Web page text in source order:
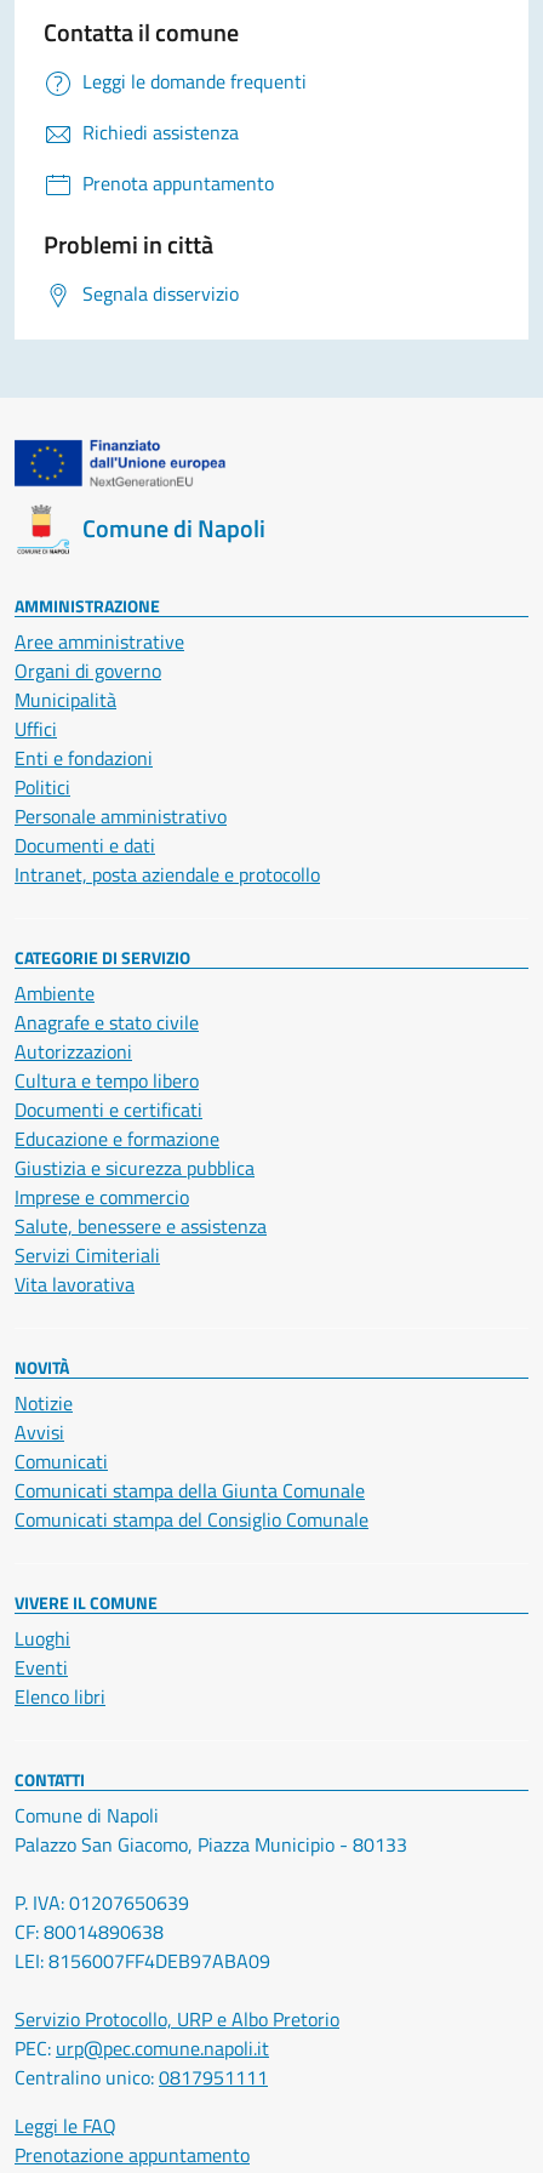
Contatta il comune
Leggi le domande frequenti
Richiedi assistenza
Prenota appuntamento
Problemi in città
Segnala disservizio
Comune di Napoli
AMMINISTRAZIONE
Aree amministrative
Organi di governo
Municipalità
Uffici
Enti e fondazioni
Politici
Personale amministrativo
Documenti e dati
Intranet, posta aziendale e protocollo
CATEGORIE DI SERVIZIO
Ambiente
Anagrafe e stato civile
Autorizzazioni
Cultura e tempo libero
Documenti e certificati
Educazione e formazione
Giustizia e sicurezza pubblica
Imprese e commercio
Salute, benessere e assistenza
Servizi Cimiteriali
Vita lavorativa
NOVITÀ
Notizie
Avvisi
Comunicati
Comunicati stampa della Giunta Comunale
Comunicati stampa del Consiglio Comunale
VIVERE IL COMUNE
Luoghi
Eventi
Elenco libri
CONTATTI
Comune di Napoli
Palazzo San Giacomo, Piazza Municipio - 80133
P. IVA: 01207650639
CF: 80014890638
LEI: 8156007FF4DEB97ABA09
Servizio Protocollo, URP e Albo Pretorio
PEC: urp@pec.comune.napoli.it
Centralino unico:0817951111
Leggi le FAQ
Prenotazione appuntamento